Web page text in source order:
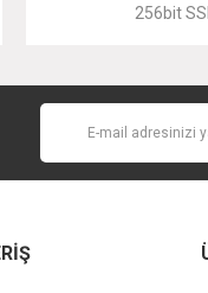
256bit